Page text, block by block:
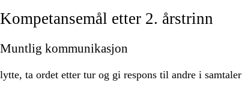
Kompetansemål etter 2. årstrinn
Muntlig kommunikasjon
lytte, ta ordet etter tur og gi respons til andre i samtaler